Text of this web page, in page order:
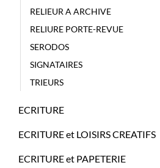
RELIEUR A ARCHIVE
RELIURE PORTE-REVUE
SERODOS
SIGNATAIRES
TRIEURS
ECRITURE
ECRITURE et LOISIRS CREATIFS
ECRITURE et PAPETERIE